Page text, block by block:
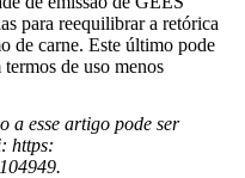
para reequilibrar a retórica
de carne. Este último pode
de uso menos
a esse artigo pode ser
https: